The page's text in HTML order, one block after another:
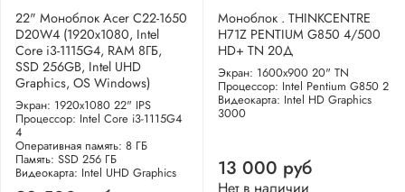
22" Моноблок Acer C22-1650
D20W4 (1920x1080, Intel
Core i3-1115G4, RAM 8ГБ,
SSD 256GB, Intel UHD
Graphics, OS Windows)
Экран: 1920x1080 22" IPS
Процессор: Intel Core i3-1115G4
4
Оперативная память: 8 ГБ
Память: SSD 256 ГБ
Видеокарта: Intel UHD Graphics
Моноблок . THINKCENTRE
H71Z PENTIUM G850 4/500
HD+ TN 20Д
Экран: 1600x900 20" TN
Процессор: Intel Pentium G850 2
Видеокарта: Intel HD Graphics
3000
13 000 руб